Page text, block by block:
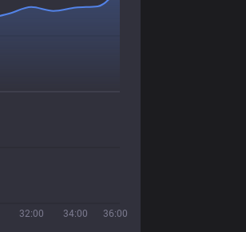
32:00 34:00 36:00